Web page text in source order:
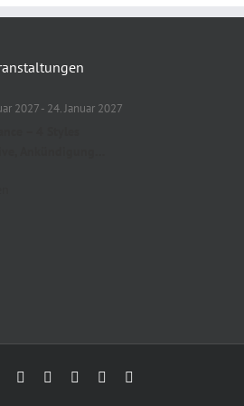
2027- 24. Januar 2027
YouTubeFacebookInstagram